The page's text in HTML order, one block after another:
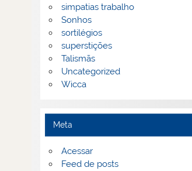
simpatias trabalho
Sonhos
sortilégios
superstições
Talismãs
Uncategorized
Wicca
Meta
Acessar
Feed de posts